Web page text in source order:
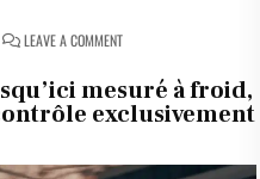
LEAVE A COMMENTON
LES
MOTEURS
SERONT
CONTRÔLÉS
EN
mesuré à froid,
exclusivement